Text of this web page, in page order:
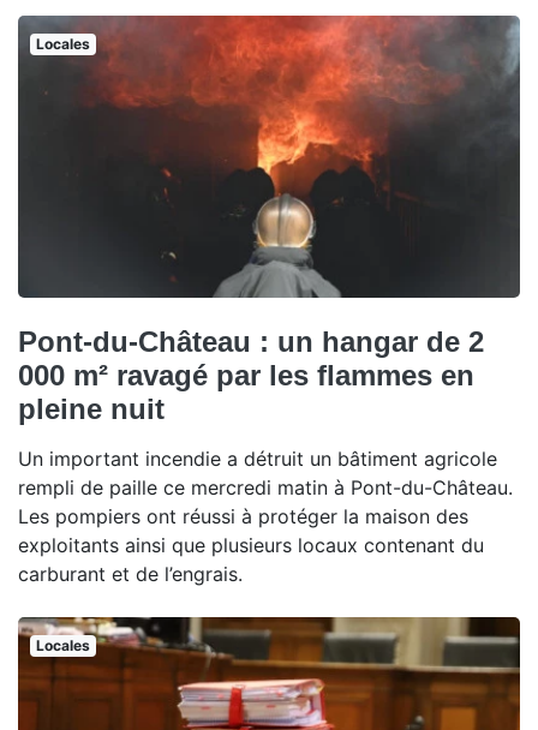
Locales
Pont-du-Château : un hangar de 2
000 m² ravagé par les flammes en
pleine nuit
Un important incendie a détruit un bâtiment agricole
rempli de paille ce mercredi matin à Pont-du-Château.
Les pompiers ont réussi à protéger la maison des
exploitants ainsi que plusieurs locaux contenant du
carburant et de l’engrais.
Locales